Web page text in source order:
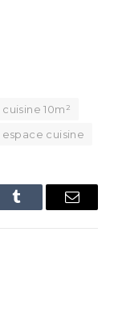
cuisine 10m²
cuisine
Tumblr Email